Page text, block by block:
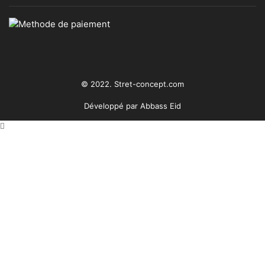
© 2022. Stret-concept.com
Développé par Abbass Eid